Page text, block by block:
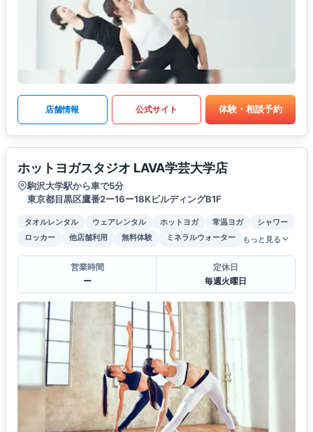
店舗情報 公式サイト 体験・相談予約
ホットヨガスタジオ LAVA学芸大学店
駒沢大学駅から車で5分
東京都目黒区鷹番2ー16ー18KビルディングB1F
タオルレンタル ウェアレンタル ホットヨガ 常温ヨガ
シャワー
ロッカー
他店舗利用 無料体験 ミネラルウォーター もっと見る
営業時間
ー
定休日
毎週火曜日